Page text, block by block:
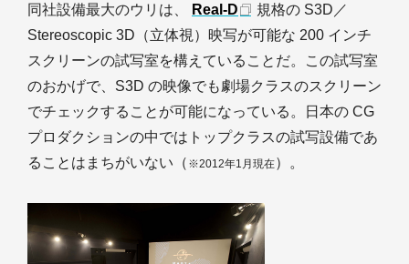
同社設備最大のウリは、 Real-D
規格の S3D／
Stereoscopic 3D（立体視）映写が可能な 200 インチ
スクリーンの試写室を構えていることだ。この試写室
のおかげで、S3D の映像でも劇場クラスのスクリーン
でチェックすることが可能になっている。日本の CG
プロダクションの中ではトップクラスの試写設備であ
ることはまちがいない（ ※2012年1月現在）。